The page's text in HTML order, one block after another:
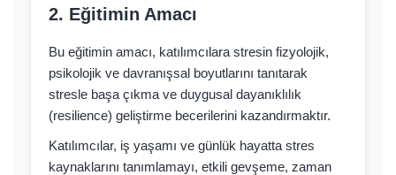
2. Eğitimin Amacı
Bu eğitimin amacı, katılımcılara stresin fizyolojik,
psikolojik ve davranışsal boyutlarını tanıtarak
stresle başa çıkma ve duygusal dayanıklılık
(resilience) geliştirme becerilerini kazandırmaktır.
Katılımcılar, iş yaşamı ve günlük hayatta stres
kaynaklarını tanımlamayı, etkili gevşeme, zaman